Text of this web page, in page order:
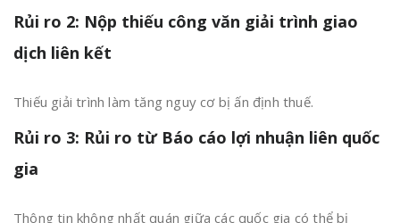
Rủi ro 2: Nộp thiếu công văn giải trình giao
dịch liên kết
Thiếu giải trình làm tăng nguy cơ bị ấn định thuế.
Rủi ro 3: Rủi ro từ Báo cáo lợi nhuận liên quốc
gia
Thông tin không nhất quán giữa các quốc gia có thể bị